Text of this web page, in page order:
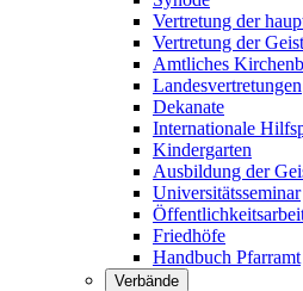
Vertretung der
Vertretung der
Amtliches
Landesvertretungen
Dekanate
Internationale
Kindergarten
Ausbildung der
Universitätsseminar
Friedhöfe
Handbuch Pfarramt
Verbände